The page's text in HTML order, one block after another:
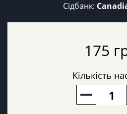
Сідбанк:
175
Кількість